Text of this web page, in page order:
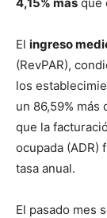
El ingreso
(RevPAR),
los
un 86,59%
que la
ocupada (ADR)
tasa anual.
El pasado mes